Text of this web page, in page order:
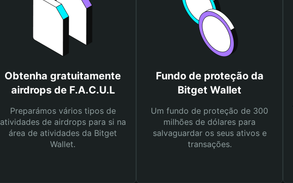
Obtenha gratuitamente
airdrops de F.A.C.U.L
Preparámos vários tipos de
atividades de airdrops para si na
área de atividades da Bitget
Wallet.
Fundo de proteção da
Bitget Wallet
Um fundo de proteção de 300
milhões de dólares para
salvaguardar os seus ativos e
transações.